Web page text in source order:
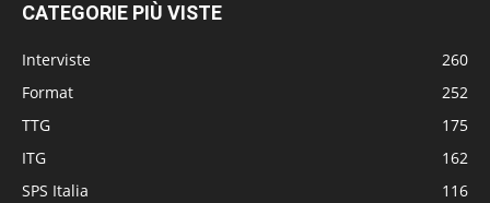
CATEGORIE PIÙ VISTE
Interviste
260
Format
252
TTG
175
ITG
162
SPS Italia
116